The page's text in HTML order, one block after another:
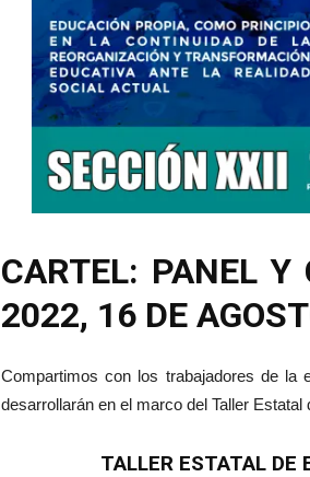
CARTEL: PANEL Y
2022, 16 DE
Compartimos con los trabajadores de la
desarrollarán en el marco del Taller
TALLER ESTATAL DE